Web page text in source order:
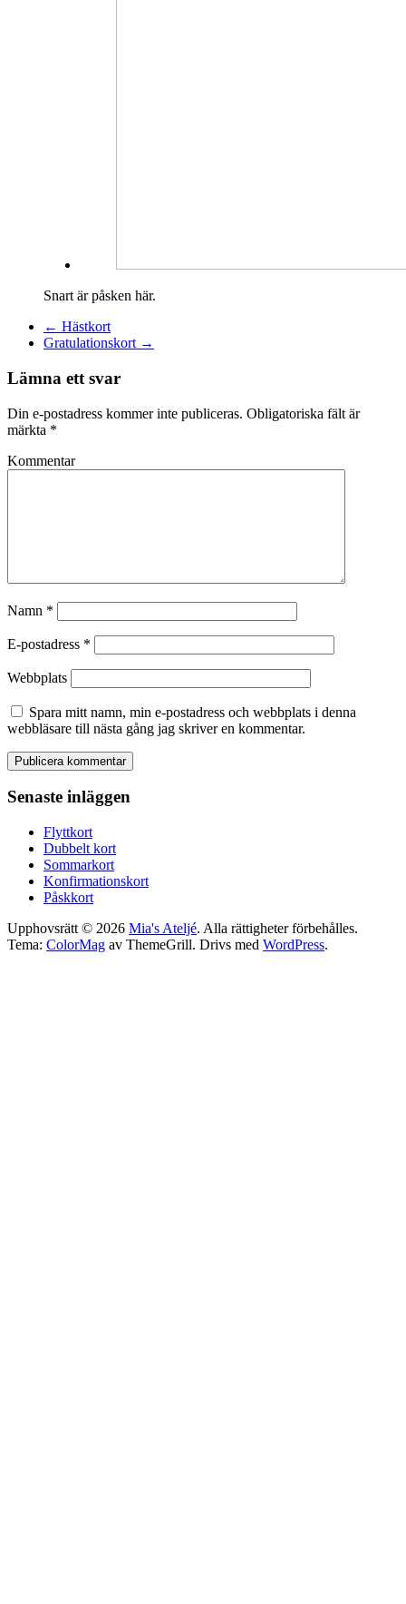
Snart är påsken här.
← Hästkort
Gratulationskort →
Lämna ett svar
Din e-postadress kommer inte publiceras. Obligatoriska fält är
märkta *
Kommentar
Namn *
E-postadress *
Webbplats
Spara mitt namn, min e-postadress och webbplats i denna
webbläsare till nästa gång jag skriver en kommentar.
Senaste inläggen
Flyttkort
Dubbelt kort
Sommarkort
Konfirmationskort
Påskkort
Upphovsrätt © 2026 Mia's Ateljé. Alla rättigheter förbehålles.
Tema: ColorMag av ThemeGrill. Drivs med WordPress.